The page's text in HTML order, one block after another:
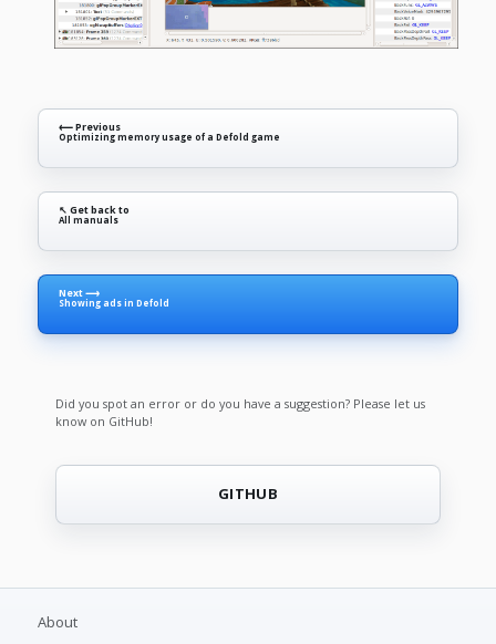
⟵ Previous
Optimizing memory usage of a Defold game
↖ Get back to
All manuals
Next ⟶
Showing ads in Defold
Did you spot an error or do you have a suggestion? Please let us
know on GitHub!
GITHUB
About